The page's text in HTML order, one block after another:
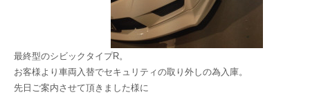
最終型のシビックタイプR。
お客様より車両入替でセキュリティの取り外しの為入庫。
先日ご案内させて頂きました様に